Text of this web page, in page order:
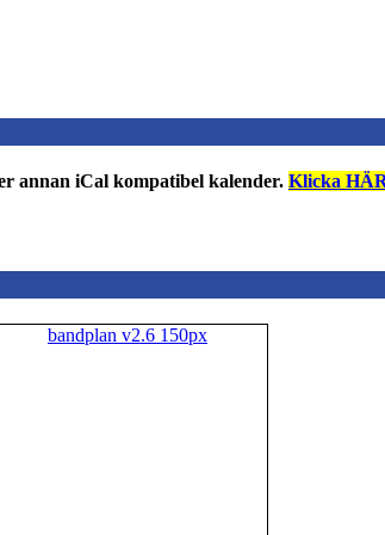
annan iCal kompatibel kalender. Klicka